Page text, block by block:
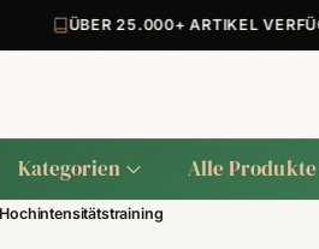
ÜBER 25.000+ ARTIKEL VERFÜGBAR
Kategorien Alle Produkte